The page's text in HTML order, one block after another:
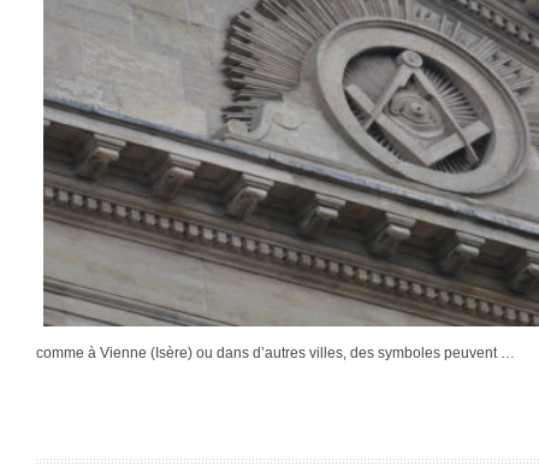
comme à Vienne (Isère) ou dans d’autres villes, des symboles peuvent …